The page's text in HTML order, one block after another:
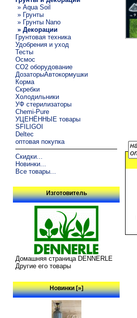
» Aqua Soil
» Грунты
» Грунты Nano
» Декорации
Грунтовая техника
Удобрения и уход
Тесты
Осмос
CO2 оборудование
ДозаторыАвтокормушки
Корма
Скребки
Холодильники
УФ стерилизаторы
Chemi-Pure
УЦЕНЁННЫЕ товары
SFILIGOI
Deltec
оптовая покупка
Скидки...
Новинки...
Все товары...
Изготовитель
Домашняя страница DENNERLE
Другие его товары
Новинки [»]